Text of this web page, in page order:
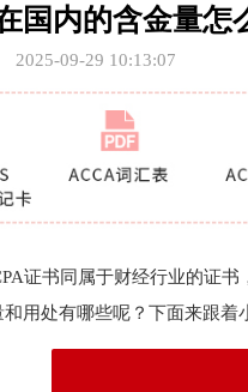
国内的含金量怎
2025-09-29 10:13:07
证书同属于财经行业的证
用处有哪些呢？下面来跟着